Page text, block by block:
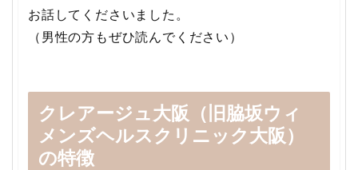
お話してくださいました。
（男性の方もぜひ読んでください）
クレアージュ大阪（旧脇坂ウィ
メンズヘルスクリニック大阪）
の特徴